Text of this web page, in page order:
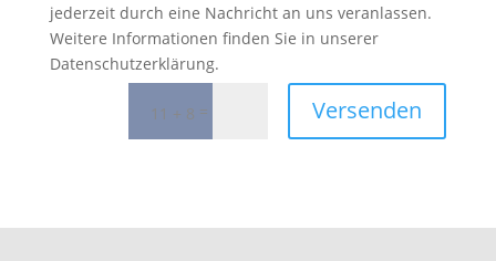
jederzeit durch eine Nachricht an uns veranlassen.
Weitere Informationen finden Sie in unserer
Datenschutzerklärung.
11 + 8 = Versenden